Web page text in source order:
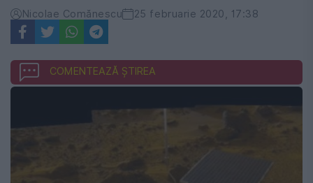
Nicolae Comănescu 25 februarie 2020, 17:38
COMENTEAZĂ ȘTIREA